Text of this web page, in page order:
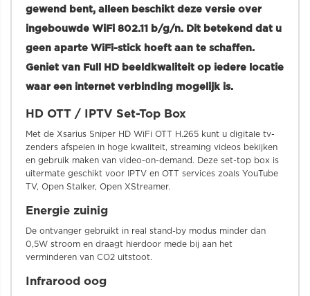
gewend bent, alleen beschikt deze versie over
ingebouwde WiFi 802.11 b/g/n. Dit betekend dat u
geen aparte WiFi-stick hoeft aan te schaffen.
Geniet van Full HD beeldkwaliteit op iedere locatie
waar een internet verbinding mogelijk is.
HD OTT / IPTV Set-Top Box
Met de Xsarius Sniper HD WiFi OTT H.265 kunt u digitale tv-
zenders afspelen in hoge kwaliteit, streaming videos bekijken
en gebruik maken van video-on-demand. Deze set-top box is
uitermate geschikt voor IPTV en OTT services zoals YouTube
TV, Open Stalker, Open XStreamer.
Energie zuinig
De ontvanger gebruikt in real stand-by modus minder dan
0,5W stroom en draagt hierdoor mede bij aan het
verminderen van CO2 uitstoot.
Infrarood oog